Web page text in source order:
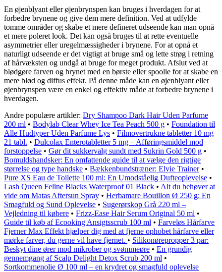
En øjenblyant eller øjenbrynspen kan bruges i hverdagen for at
forbedre brynene og give dem mere definition. Ved at udfylde
tomme områder og skabe et mere defineret udseende kan man opnå
et mere poleret look. Det kan også bruges til at rette eventuelle
asymmetrier eller uregelmæssigheder i brynene. For at opnå et
naturligt udseende er det vigtigt at bruge små og lette strøg i retning
af hårvæksten og undgå at bruge for meget produkt. Afslut ved at
blødgøre farven og brynet med en børste eller spoolie for at skabe en
mere blød og diffus effekt. På denne måde kan en øjenblyant eller
øjenbrynspen være en enkel og effektiv måde at forbedre brynene i
hverdagen.
Andre populære artikler: Dry Shampoo Dark Hair Uden Parfume
200 ml • Bodylab Clear Whey Ice Tea Peach 500 g • Foundation til
Alle Hudtyper Uden Parfume Lys • Filmovertrukne tabletter 10 mg
21 tabl. • Dulcolax Enterotabletter 5 mg – Afføringsmiddel mod
forstoppelse • Gør dit sukkervalg sundt med Sukrin Gold 500 g •
Bomuldshandsker: En omfattende guide til at vælge den rigtige
størrelse og type handske • Bækkenbundstræner: Elvie Trainer•
Pure XS Eau de Toilette 100 ml: En Umodståelig Dufteoplevelse •
Lash Queen Feline Blacks Waterproof 01 Black • Alt du behøver at
vide om Matas Aftersun Spray • Herbamare Bouillon Ø 250 g: En
Smagfuld og Sund Oplevelse • Sugerørskop Grå 220 ml –
Vejledning til købere • Frizz-Ease Hair Serum Original 50 ml •
Guide til køb af Ecooking Ansigtsscrub 100 ml • Farveløs Hårfarve
Fjerner Max Effekt hjælper dig med at fjerne ophobet hårfarve eller
mørke farver, du gerne vil have fjernet. • Silikonørepropper 3 par:
Beskyt dine ører mod mikrober og svømmeøre • En grundig
gennemgang af Scalp Delight Detox Scrub 200 ml •
Sortkommenolie Ø 100 ml – en krydret og smagfuld oplevelse